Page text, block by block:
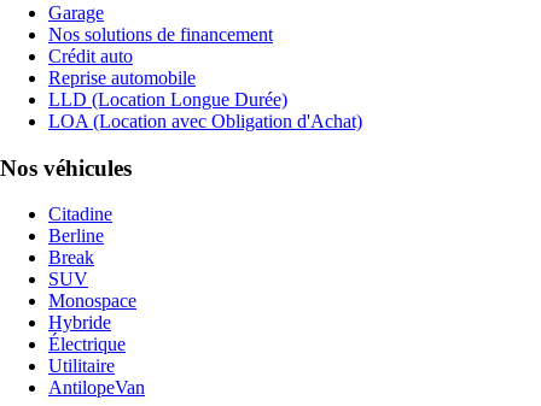
Garage
Nos solutions de financement
Crédit auto
Reprise automobile
LLD (Location Longue Durée)
LOA (Location avec Obligation d'Achat)
Nos véhicules
Citadine
Berline
Break
SUV
Monospace
Hybride
Électrique
Utilitaire
AntilopeVan